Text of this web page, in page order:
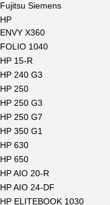
Fujitsu Siemens
HP
ENVY X360
FOLIO 1040
HP 15-R
HP 240 G3
HP 250
HP 250 G3
HP 250 G7
HP 350 G1
HP 630
HP 650
HP AIO 20-R
HP AIO 24-DF
HP ELITEBOOK 1030